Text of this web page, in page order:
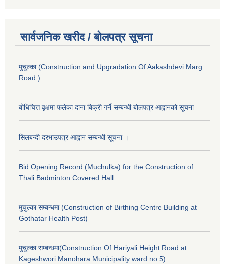
सार्वजनिक खरीद / बोलपत्र सूचना
मुचुल्का (Construction and Upgradation Of Aakashdevi Marg
Road )
बोधिचित्त वृक्षमा फलेका दाना बिक्री गर्ने सम्बन्धी बोलपत्र आह्वानको सूचना
सिलबन्दी दरभाउपत्र आह्वान सम्बन्धी सूचना ।
Bid Opening Record (Muchulka) for the Construction of
Thali Badminton Covered Hall
मुचुल्का सम्बन्धमा (Construction of Birthing Centre Building at
Gothatar Health Post)
मुचुल्का सम्बन्धमा(Construction Of Hariyali Height Road at
Kageshwori Manohara Municipality ward no 5)